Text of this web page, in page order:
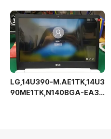
다운가능,lp173wfg는 사용불가
LG,14U390-M.AE1TK,14U3
90ME1TK,N140BGA-EA3,